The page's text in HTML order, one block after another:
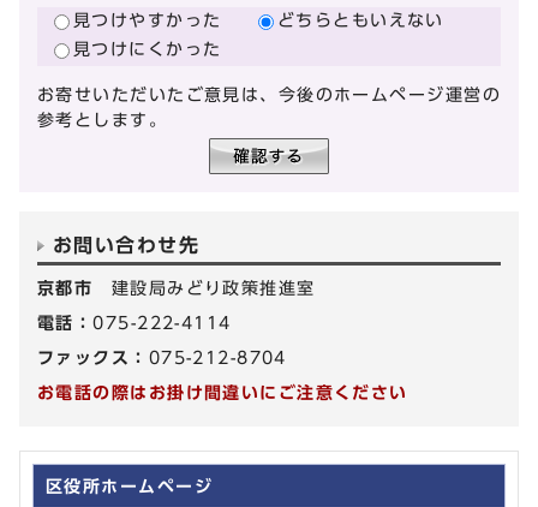
見つけやすかった
どちらともいえない
見つけにくかった
お寄せいただいたご意見は、今後のホームページ運営の
参考とします。
お問い合わせ先
京都市 建設局みどり政策推進室
電話：075-222-4114
ファックス： 075-212-8704
お電話の際はお掛け間違いにご注意ください
区役所ホームページ